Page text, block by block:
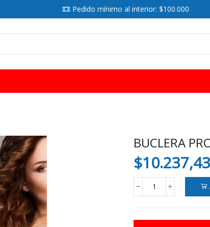
Pedido mínimo al interior: $100.000
BUCLERA
$10.237,43
BUCLERA
118